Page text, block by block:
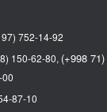
752-14-92
150-62-80, (+998 71)
87-10